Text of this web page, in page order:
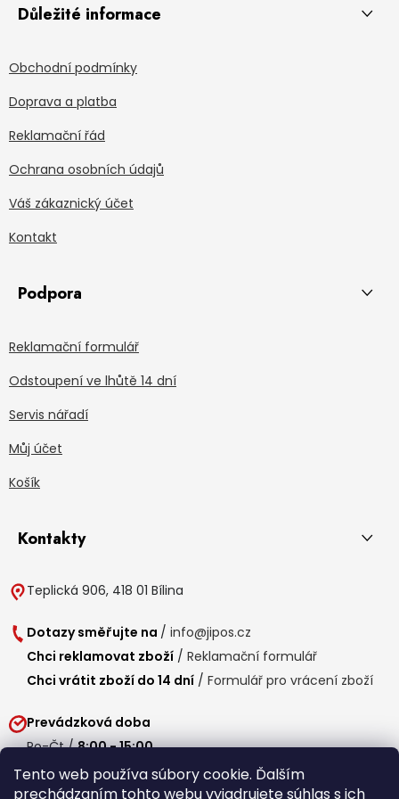
Tento web používa súbory cookie. Ďalším
prechádzaním tohto webu vyjadrujete súhlas s ich
Důležité informace
Obchodní podmínky
Doprava a platba
Reklamační řád
Ochrana osobních údajů
Váš zákaznický účet
Kontakt
Podpora
Reklamační formulář
Odstoupení ve lhůtě 14 dní
Servis nářadí
Můj účet
Košík
Kontakty
Teplická 906, 418 01 Bílina
Dotazy směřujte na / info@jipos.cz
Chci reklamovat zboží / Reklamační formulář
Chci vrátit zboží do 14 dní / Formulář pro vrácení zboží
Prevádzková doba
Po-Čt /8:00 - 15:00
Pá / 7:30 - 14:30
Obedňajšia prestávka /11:00 - 11:30